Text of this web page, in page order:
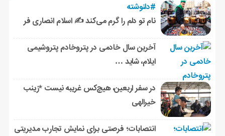
#دلنوشته
نام تو دلم را گرم می‌کند ✍️ اسلام انصاری فر
آخرین سال خادمی در پتروخادم پتروشیمی
ایلام، شاید …
در سفر اربعین، هیچ‌کس غریبه نیست *زینب
خیرالهی
انتصابات؛ فرصتی برای نمایش تجارب مدیریتی